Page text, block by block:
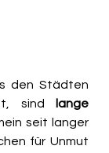
den Städten
sind
lange
seit langer
für Unmut